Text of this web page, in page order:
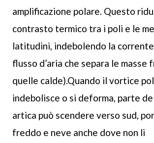
amplificazione polare. Questo
contrasto termico tra i poli e le
latitudini, indebolendo la
flusso d’aria che separa le masse
quelle calde).Quando il vortice
indebolisce o si deforma, parte
artica può scendere verso sud,
freddo e neve anche dove non li